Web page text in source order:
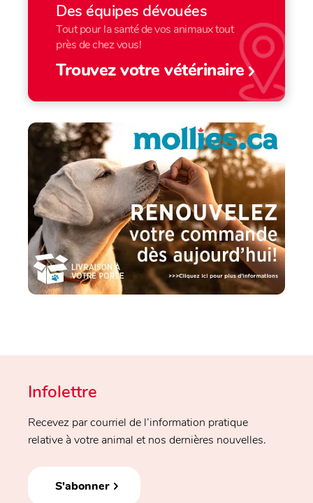
Des équipes dévouées
Tout pour la santé de vos animaux tout
près de chez vous!
Trouvez votre vétérinaire
Infolettre
Recevez par courriel de l’information pratique
relative à votre animal et nos dernières nouvelles.
S'abonner